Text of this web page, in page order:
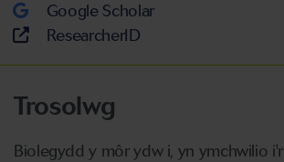
Google Scholar
ResearcherID
Trosolwg
Biolegydd y môr ydw i, yn ymchwilio